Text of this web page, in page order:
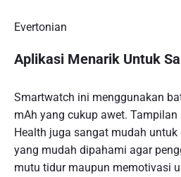
Evertonian
Aplikasi Menarik Untuk
Smartwatch ini menggunakan
mAh yang cukup awet.
Health juga sangat mudah
yang mudah dipahami agar
mutu tidur maupun memotivasi